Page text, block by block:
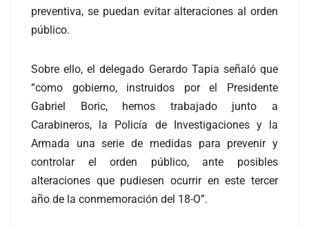
preventiva, se puedan evitar alteraciones al orden
público.
Sobre ello, el delegado Gerardo Tapia señaló que
“como gobierno, instruidos por el Presidente
Gabriel Boric, hemos trabajado junto a
Carabineros, la Policía de Investigaciones y la
Armada una serie de medidas para prevenir y
controlar el orden público, ante posibles
alteraciones que pudiesen ocurrir en este tercer
año de la conmemoración del 18-O”.